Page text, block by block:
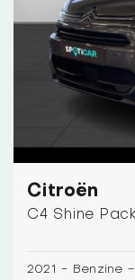
Citroën
C4 Shine
2021 - Benzine -